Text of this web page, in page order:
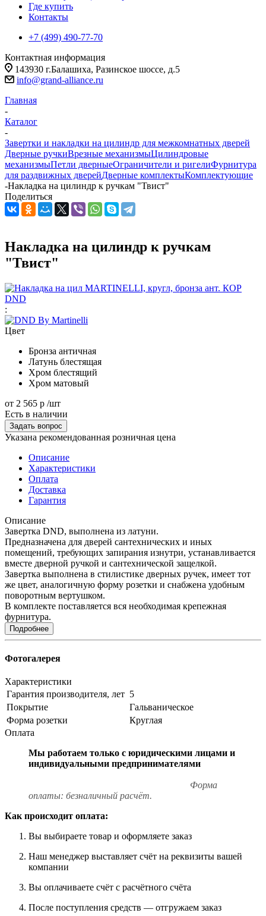
Где купить
Контакты
+7 (499) 490-77-70
Контактная информация
143930 г.Балашиха, Разинское шоссе, д.5
info@grand-alliance.ru
Главная
-
Каталог
-
Завертки и накладки на цилиндр для межкомнатных дверей
Дверные ручкиВрезные механизмыЦилиндровые
механизмыПетли дверныеОграничители и ригелиФурнитура
для раздвижных дверейДверные комплектыКомплектующие
-Накладка на цилиндр к ручкам "Твист"
Поделиться
Накладка на цилиндр к ручкам
"Твист"
:
Цвет
Бронза античная
Латунь блестящая
Хром блестящий
Хром матовый
от 2 565 р /шт
Есть в наличии
Задать вопрос
Указана рекомендованная розничная цена
Описание
Характеристики
Оплата
Доставка
Гарантия
Описание
Завертка DND, выполнена из латуни.
Предназначена для дверей сантехнических и иных
помещений, требующих запирания изнутри, устанавливается
вместе дверной ручкой и сантехнической защелкой.
Завертка выполнена в стилистике дверных ручек, имеет тот
же цвет, аналогичную форму розетки и снабжена удобным
поворотным вертушком.
В комплекте поставляется вся необходимая крепежная
фурнитура.
Подробнее
Фотогалерея
Характеристики
Гарантия производителя, лет 5
Покрытие
Гальваническое
Форма розетки
Круглая
Оплата
Мы работаем только с юридическими лицами и
индивидуальными предпринимателями
Форма
оплаты: безналичный расчёт.
Как происходит оплата:
Вы выбираете товар и оформляете заказ
Наш менеджер выставляет счёт на реквизиты вашей
компании
Вы оплачиваете счёт с расчётного счёта
После поступления средств — отгружаем заказ